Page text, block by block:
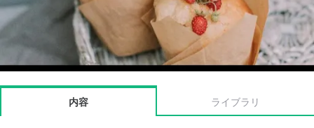
内容 ライブラリ